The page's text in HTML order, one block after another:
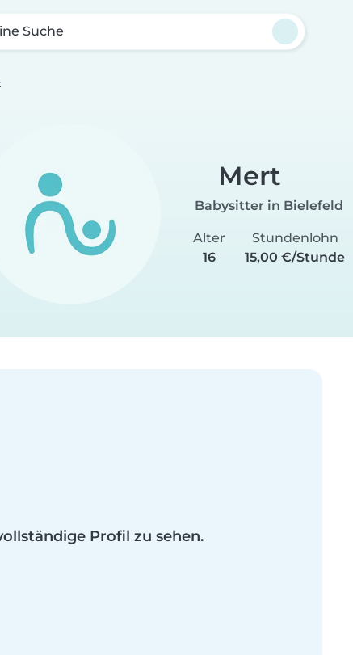
Suche
Mert
Babysitter in Bielefeld
Alter
16
Stundenlohn
15,00 €/Stunde
Profil zu sehen.